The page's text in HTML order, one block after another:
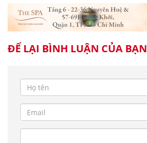
ĐỂ LẠI BÌNH LUẬN CỦA BẠN